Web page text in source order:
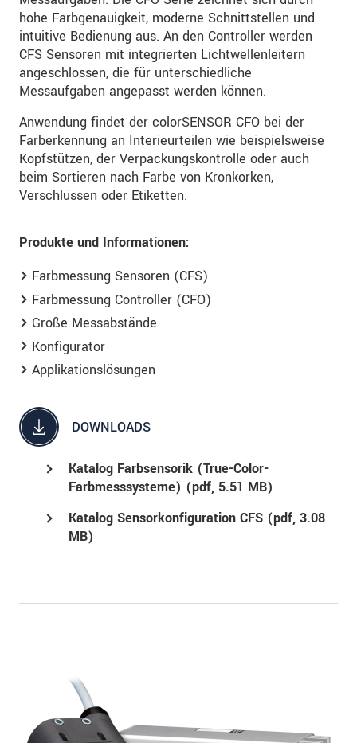
hohe Farbgenauigkeit, moderne Schnittstellen und
intuitive Bedienung aus. An den Controller werden
CFS Sensoren mit integrierten Lichtwellenleitern
angeschlossen, die für unterschiedliche
Messaufgaben angepasst werden können.
Anwendung findet der colorSENSOR CFO bei der
Farberkennung an Interieurteilen wie beispielsweise
Kopfstützen, der Verpackungskontrolle oder auch
beim Sortieren nach Farbe von Kronkorken,
Verschlüssen oder Etiketten.
Produkte und Informationen:
Farbmessung Sensoren (CFS)
Farbmessung Controller (CFO)
Große Messabstände
Konfigurator
Applikationslösungen
DOWNLOADS
Katalog Farbsensorik (True-Color-
Farbmesssysteme) (pdf, 5.51 MB)
Katalog Sensorkonfiguration CFS (pdf, 3.08
MB)